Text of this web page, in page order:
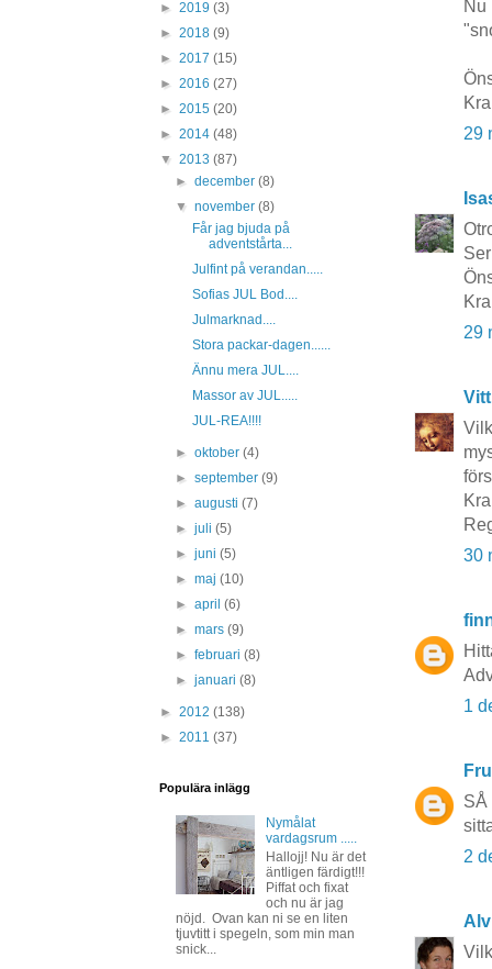
Nu
29
29
30
1
SÅ
2
► 2019 (3)
► 2018 (9)
► 2017 (15)
► 2016 (27)
► 2015 (20)
► 2014 (48)
▼ 2013 (87)
►december(8)
▼november(8)
Får jag bjuda på
adventstårta...
Julfint på verandan.....
Sofias JUL Bod....
Julmarknad....
Stora packar-dagen......
Ännu mera JUL....
Massor av JUL.....
JUL-REA!!!!
►oktober(4)
►september(9)
►augusti(7)
►juli(5)
►juni(5)
►maj(10)
►april(6)
►mars(9)
►februari(8)
►januari(8)
► 2012 (138)
► 2011 (37)
Populära inlägg
Nymålat
vardagsrum .....
Hallojj! Nu är det
äntligen färdigt!!!
Piffat och fixat
och nu är jag
nöjd. Ovan kan ni se en liten
tjuvtitt i spegeln, som min man
snick...